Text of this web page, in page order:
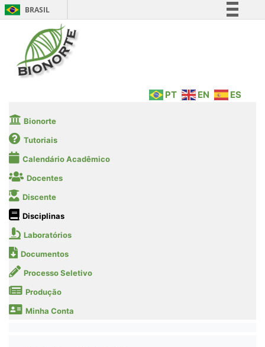
BRASIL
Legislação
PT EN ES
Bionorte
Tutoriais
Calendário Acadêmico
Docentes
Discente
Disciplinas
Laboratórios
Documentos
Processo Seletivo
Produção
Minha Conta